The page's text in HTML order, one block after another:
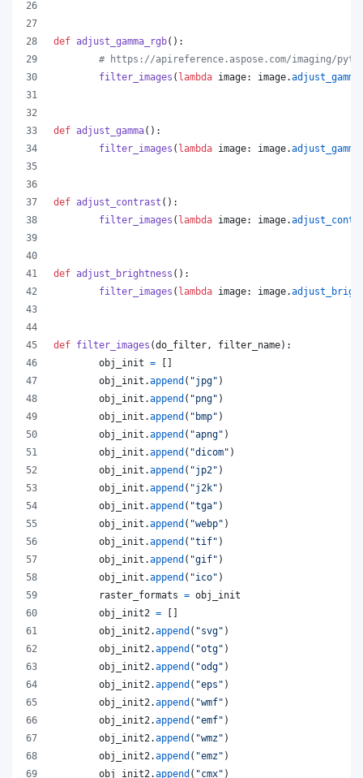
def adjust_gamma_rgb():
# https://apireference.aspose.com/imaging/
filter_images ( lambda image: image.adjust_gamma
def adjust_gamma():
filter_images ( lambda image: image.adjust_gamma
def adjust_contrast ():
filter_images ( lambda image: image.
def adjust_brightness ():
filter_images ( lambda image: image.
def filter_images (do_filter , filter_name):
obj_init = []
obj_init .append ( "jpg" )
obj_init .append ( "png" )
obj_init .append ( "bmp" )
obj_init .append ( "apng" )
obj_init .append ( "dicom" )
obj_init .append ( "jp2" )
obj_init .append ( "j2k" )
obj_init .append ( "tga" )
obj_init .append ( "webp" )
obj_init .append ( "tif" )
obj_init .append ( "gif" )
obj_init .append ( "ico" )
raster_formats = obj_init
obj_init2 = []
obj_init2 .append ( "svg" )
obj_init2 .append ( "otg" )
obj_init2 .append ( "odg" )
obj_init2 .append ( "eps" )
obj_init2 .append ( "wmf" )
obj_init2 .append ( "emf" )
obj_init2 .append ( "wmz" )
obj_init2 .append ( "emz" )
obj_init2 .append ( "cmx" )